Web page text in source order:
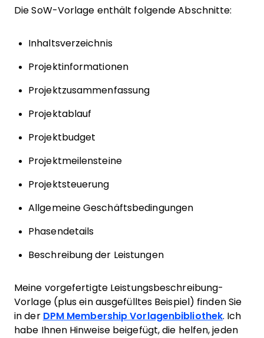
Die SoW-Vorlage enthält folgende Abschnitte:
Inhaltsverzeichnis
Projektinformationen
Projektzusammenfassung
Projektablauf
Projektbudget
Projektmeilensteine
Projektsteuerung
Allgemeine Geschäftsbedingungen
Phasendetails
Beschreibung der Leistungen
Meine vorgefertigte Leistungsbeschreibung-
Vorlage (plus ein ausgefülltes Beispiel) finden Sie
in der DPM Membership Vorlagenbibliothek. Ich
habe Ihnen Hinweise beigefügt, die helfen, jeden